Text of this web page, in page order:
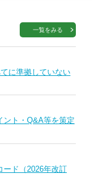
一覧をみる
に準拠していない
ント・Q&A等を策定
ード（2026年改訂